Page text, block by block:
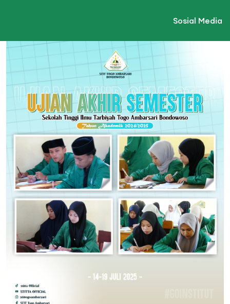
Sosial Media